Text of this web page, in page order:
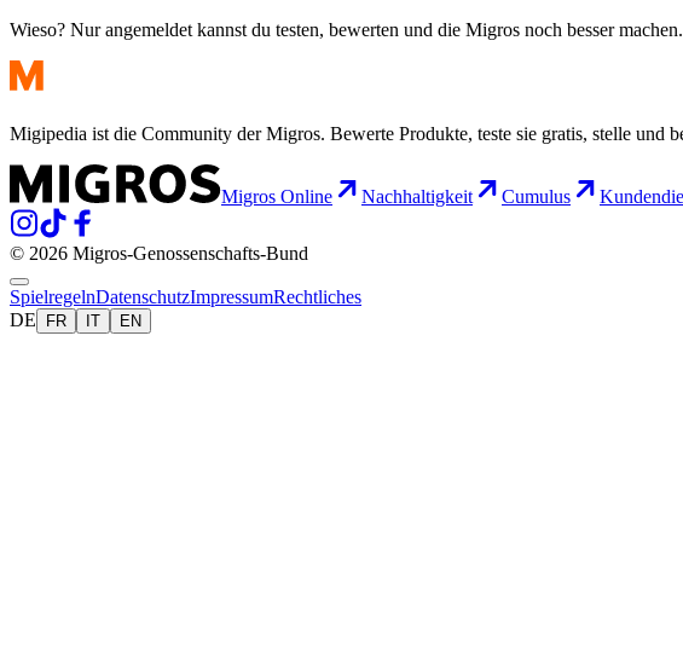
Wieso? Nur angemeldet kannst du testen, bewerten und die Migros noch besser machen.
Migipedia ist die Community der Migros. Bewerte Produkte, teste sie gratis, stelle und
Migros Online Nachhaltigkeit Cumulus
© 2026 Migros-Genossenschafts-Bund
SpielregelnDatenschutzImpressumRechtliches
DE
FR IT EN